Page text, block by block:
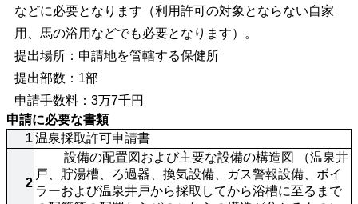
などに必要となります（利用許可の対象とならない自家
用、馬の浴用などでも必要となります）。
提出場所：申請地を管轄する保健所
提出部数：1部
申請手数料：3万7千円
申請に必要な書類
1温泉採取許可申請書
2
戸、貯湯槽、ろ過器、換気設備、ガス警報設備、ボイ
ラーおよび温泉井戸から採取してから浴槽に至るまで